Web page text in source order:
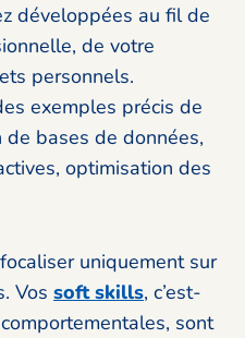
développées au fil de
de votre
personnels.
exemples précis de
bases de données,
optimisation des
uniquement sur
Vos soft skills, c’est-
sont